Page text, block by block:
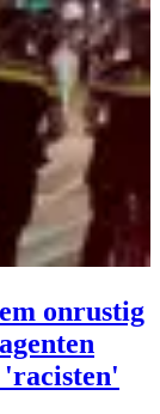
onrustig
'racisten'